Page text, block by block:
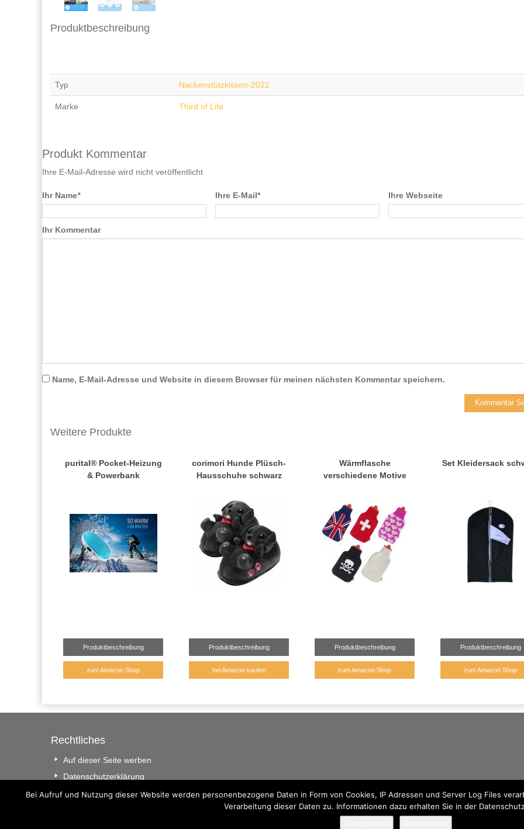
Produktbeschreibung
Typ Nackenstützkissen-2022
Marke Third of Life
Produkt Kommentar
Ihre E-Mail-Adresse wird nicht veröffentlicht
Ihr Name* Ihre E-Mail* Ihre Webseite
Ihr Kommentar
Name, E-Mail-Adresse und Website in diesem Browser für meinen nächsten Kommentar speichern.
Weitere Produkte
purital® Pocket-Heizung
& Powerbank
Produktbeschreibung
zum Amazon Shop
corimori Hunde Plüsch-
Hausschuhe schwarz
Produktbeschreibung
bei Amazon kaufen
Wärmflasche
verschiedene Motive
Produktbeschreibung
zum Amazon Shop
Set Kleidersack
Produktbeschreibung
zum Amazon Shop
Rechtliches
Auf dieser Seite werben
Datenschutzerklärung
Impressum
Bei Aufruf und Nutzung dieser Website werden personenbezogene Daten in Form von Cookies, IP Adressen und Server Log Files
Verarbeitung dieser Daten zu. Informationen dazu erhalten Sie in der